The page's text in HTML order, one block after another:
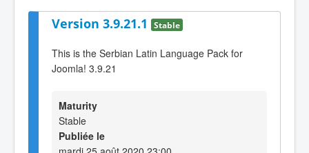
Version 3.9.21.1 Stable
This is the Serbian Latin Language Pack for
Joomla! 3.9.21
Maturity
Stable
Publiée le